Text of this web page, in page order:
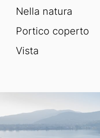
Nella natura
Portico coperto
vista